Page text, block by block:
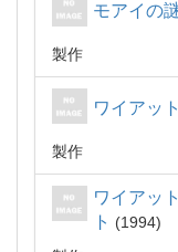
モアイの
製作
ワイアッ
製作
ワイアッ
ト
1994